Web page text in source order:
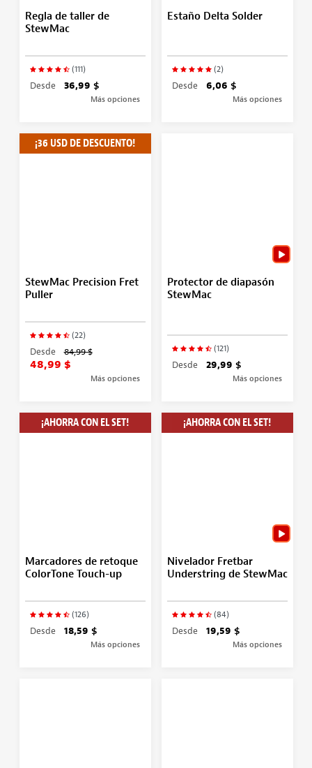
Regla de taller de
StewMac
(111)
Desde 36,99 $
Más opciones
Estaño Delta Solder
(2)
Desde 6,06 $
Más opciones
¡36 USD DE DESCUENTO!
StewMac Precision Fret
Puller
(22)
Desde 84,99 $
48,99 $
Más opciones
Protector de diapasón
StewMac
(121)
Desde 29,99 $
Más opciones
¡AHORRA CON EL SET!
Marcadores de retoque
ColorTone Touch-up
(126)
Desde 18,59 $
Más opciones
¡AHORRA CON EL SET!
Nivelador Fretbar
Understring de StewMac
(84)
Desde 19,59 $
Más opciones